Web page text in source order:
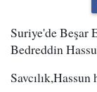
Suriye'de Beşar
Bedreddin